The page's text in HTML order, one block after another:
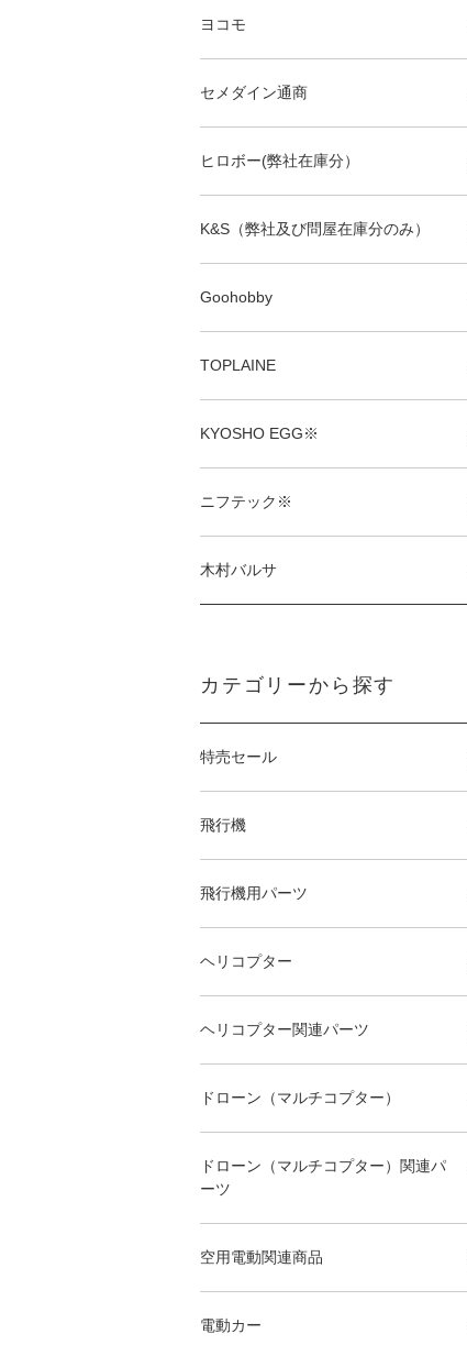
ヨコモ
セメダイン通商
ヒロボー(弊社在庫分）
K&S（弊社及び問屋在庫分のみ）
Goohobby
TOPLAINE
KYOSHO EGG※
ニフテック※
木村バルサ
カテゴリーから探す
特売セール
飛行機
飛行機用パーツ
ヘリコプター
ヘリコプター関連パーツ
ドローン（マルチコプター）
ドローン（マルチコプター）関連パ
ーツ
空用電動関連商品
電動カー